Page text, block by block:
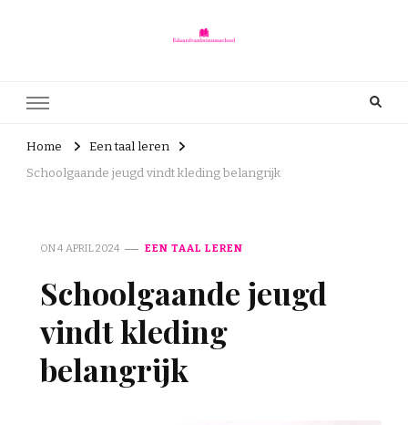
Home
Een taal leren
Schoolgaande jeugd vindt kleding belangrijk
ON4 APRIL 2024 EEN TAAL LEREN
Schoolgaande jeugd
vindt kleding
belangrijk